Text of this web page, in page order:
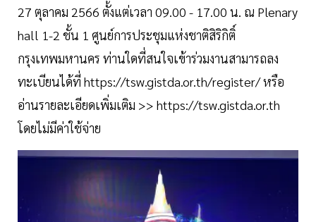
27 ตุลาคม 2566 ตั้งแต่เวลา 09.00 - 17.00 น. ณ Plenary
hall 1-2 ชั้น 1 ศูนย์การประชุมแห่งชาติสิริกิติ์
กรุงเทพมหานคร ท่านใดที่สนใจเข้าร่วมงานสามารถลง
ทะเบียนได้ที่ https://tsw.gistda.or.th/register/ หรือ
อ่านรายละเอียดเพิ่มเติม >> https://tsw.gistda.or.th
โดยไม่มีค่าใช้จ่าย